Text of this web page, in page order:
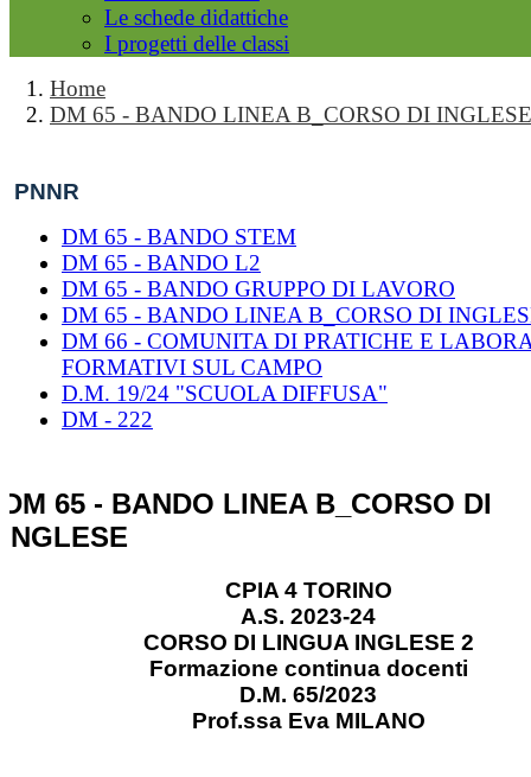
Le schede didattiche
I progetti delle classi
Home
DM 65 - BANDO LINEA B_CORSO DI INGLESE
PNNR
DM 65 - BANDO STEM
DM 65 - BANDO L2
DM 65 - BANDO GRUPPO DI LAVORO
DM 65 - BANDO LINEA B_CORSO DI
DM 66 - COMUNITA DI PRATICHE E
FORMATIVI SUL CAMPO
D.M. 19/24 "SCUOLA DIFFUSA"
DM - 222
DM 65 - BANDO LINEA B_CORSO DI
INGLESE
CPIA 4 TORINO
A.S. 2023-24
CORSO DI LINGUA INGLESE 2
Formazione continua docenti
D.M. 65/2023
Prof.ssa Eva MILANO